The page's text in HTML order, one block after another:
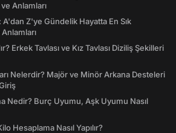
Anlamları
Z'ye Gündelik Hayatta En Sık
Erkek Tavlası ve Kız Tavlası Diziliş Şekilleri
Nelerdir? Majör ve Minör Arkana Desteleri
Nedir? Burç Uyumu, Aşk Uyumu Nasıl
Hesaplama Nasıl Yapılır?